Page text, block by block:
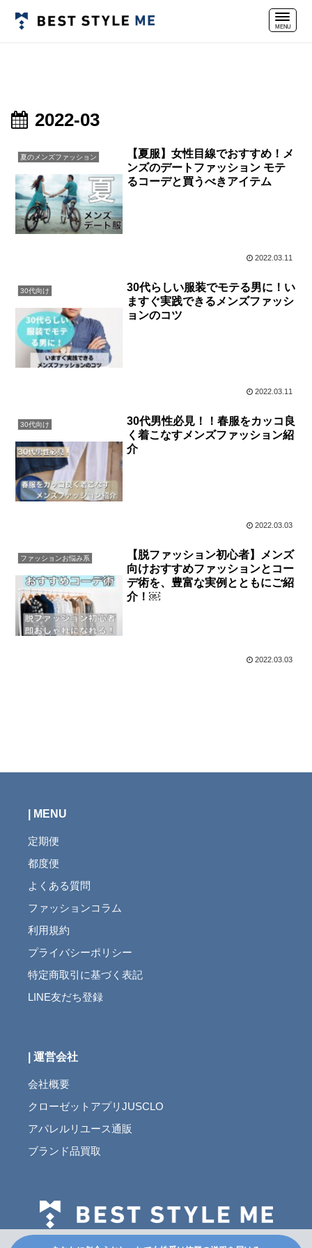
2022-03
夏のメンズファッション
【夏服】女性目線でおすすめ！メ
ンズのデートファッション モテ
るコーデと買うべきアイテム
2022.03.11
30代向け
30代らしい服装でモテる男に！い
ますぐ実践できるメンズファッシ
ョンのコツ
2022.03.11
30代向け
30代男性必見！！春服をカッコ良
く着こなすメンズファッション紹
介
2022.03.03
ファッションお悩み系
【脱ファッション初心者】メンズ
向けおすすめファッションとコー
デ術を、豊富な実例とともにご紹
介！￼
2022.03.03
| MENU
定期便
都度便
よくある質問
ファッションコラム
利用規約
プライバシーポリシー
特定商取引に基づく表記
LINE友だち登録
| 運営会社
会社概要
クローゼットアプリJUSCLO
アパレルリユース通販
ブランド品買取